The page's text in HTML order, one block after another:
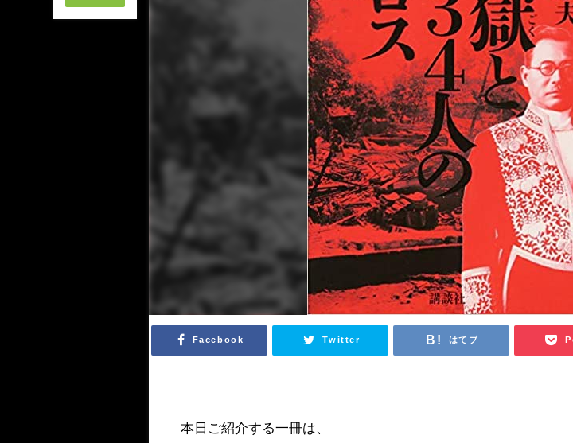
Facebook Twitter はてブ
本日ご紹介する一冊は、